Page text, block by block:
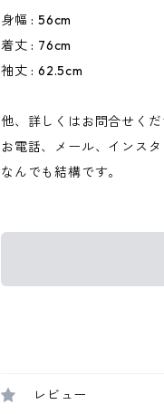
身幅 : 56cm
着丈 : 76cm
袖丈 : 62.5cm
他、詳しくはお問合せくだ
お電話、メール、インスタ
なんでも結構です。
レビュー